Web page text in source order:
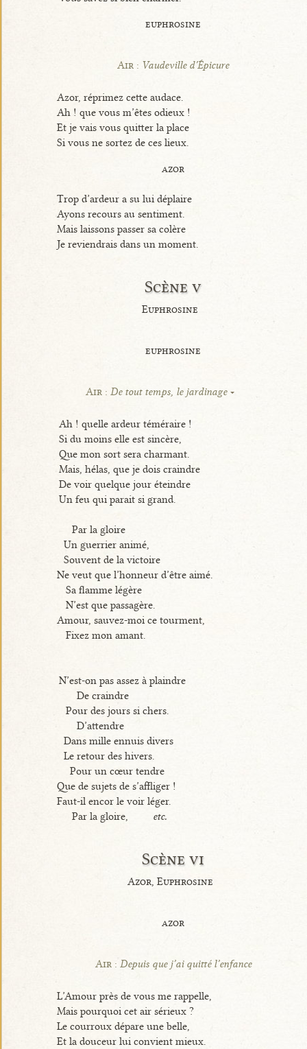
euphrosine
Air : Vaudeville d’Épicure
Azor, réprimez cette audace.
Ah ! que vous m’êtes odieux !
Et je vais vous quitter la place
Si vous ne sortez de ces lieux.
azor
Trop d’ardeur a su lui déplaire
Ayons recours au sentiment.
Mais laissons passer sa colère
Je reviendrais dans un moment.
Scène v
Euphrosine
euphrosine
Air :De tout temps, le jardinage
Ah ! quelle ardeur téméraire !
Si du moins elle est sincère,
Que mon sort sera charmant.
Mais, hélas, que je dois craindre
De voir quelque jour éteindre
Un feu qui parait si grand.
Par la gloire
Un guerrier animé,
Souvent de la victoire
Ne veut que l’honneur d’être aimé.
Sa flamme légère
N’est que passagère.
Amour, sauvez-moi ce tourment,
Fixez mon amant.
N’est-on pas assez à plaindre
De craindre
Pour des jours si chers.
D’attendre
Dans mille ennuis divers
Le retour des hivers.
Pour un cœur tendre
Que de sujets de s’affliger !
Faut-il encor le voir léger.
Par la gloire,
etc.
Scène vi
Azor, Euphrosine
azor
Air : Depuis que j’ai quitté l’enfance
L’Amour près de vous me rappelle,
Mais pourquoi cet air sérieux ?
Le courroux dépare une belle,
Et la douceur lui convient mieux.